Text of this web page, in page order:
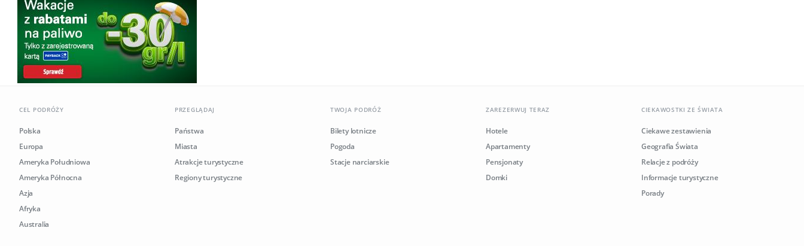
CEL PODRÓŻY
Polska
Europa
Ameryka Południowa
Ameryka Północna
Azja
Afryka
Australia
PRZEGLĄDAJ
Państwa
Miasta
Atrakcje turystyczne
Regiony turystyczne
TWOJA PODRÓŻ
Bilety lotnicze
Pogoda
Stacje narciarskie
ZAREZERWUJ TERAZ
Hotele
Apartamenty
Pensjonaty
Domki
CIEKAWOSTKI ZE ŚWIATA
Ciekawe zestawienia
Geografia Świata
Relacje z podróży
Informacje turystyczne
Porady